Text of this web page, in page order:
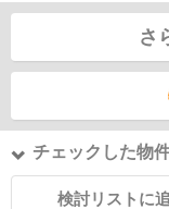
さ
チェックした物
検討リストに